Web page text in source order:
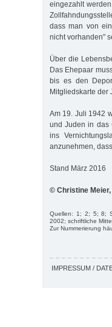
eingezahlt
dass man von
nicht vorhanden"
Über die
Das Ehepaar
bis es den
Mitgliedskarte der
Am 19. Juli 1942
und Juden in das
ins
anzunehmen,
Stand März 2016
© Christine
Quellen: 1; 2; 5; 8;
2002; schriftliche
Zur Nummerierung
IMPRESSUM /